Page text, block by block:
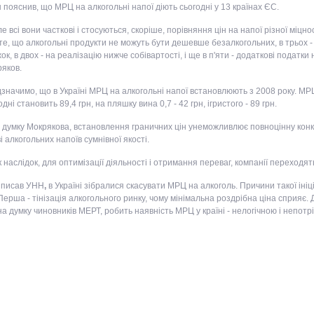
пояснив, що МРЦ на алкогольні напої діють сьогодні у 13 країнах ЄС.
всі вони часткові і стосуються, скоріше, порівняння цін на напої різної
що алкогольні продукти не можуть бути дешевше безалкогольних, в трьох
в двох - на реалізацію нижче собівартості, і ще в п'яти - додаткові податки
що в Україні МРЦ на алкогольні напої встановлюють з 2008 року.
становить 89,4 грн, на пляшку вина 0,7 - 42 грн, ігристого - 89 грн.
Мокрякова, встановлення граничних цін унеможливлює повноцінну
алкогольних напоїв сумнівної якості.
наслідок, для оптимізації діяльності і отримання переваг, компанії
УНН, в Україні зібралися скасувати МРЦ на алкоголь. Причини такої
- тінізація алкогольного ринку, чому мінімальна роздрібна ціна
думку чиновників МЕРТ, робить наявність МРЦ у країні - нелогічною і